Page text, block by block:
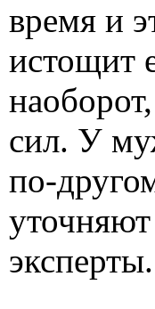
время и
истощит
сил. У
по-
уточняют
эксперты.